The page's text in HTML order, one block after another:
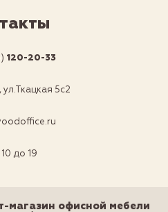
120-20-33
ул.Ткацкая 5с2
до 19
магазин офисной мебели